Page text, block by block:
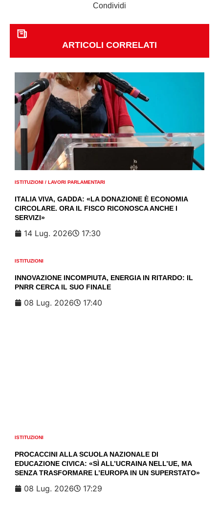
Condividi
ARTICOLI CORRELATI
ISTITUZIONI / LAVORI PARLAMENTARI
ITALIA VIVA, GADDA: «LA DONAZIONE È ECONOMIA
CIRCOLARE. ORA IL FISCO RICONOSCA ANCHE I
SERVIZI»
14 Lug. 2026 17:30
ISTITUZIONI
INNOVAZIONE INCOMPIUTA, ENERGIA IN RITARDO: IL
PNRR CERCA IL SUO FINALE
08 Lug. 2026 17:40
ISTITUZIONI
PROCACCINI ALLA SCUOLA NAZIONALE DI
EDUCAZIONE CIVICA: «SÌ ALL’UCRAINA NELL’UE, MA
SENZA TRASFORMARE L’EUROPA IN UN SUPERSTATO»
08 Lug. 2026 17:29